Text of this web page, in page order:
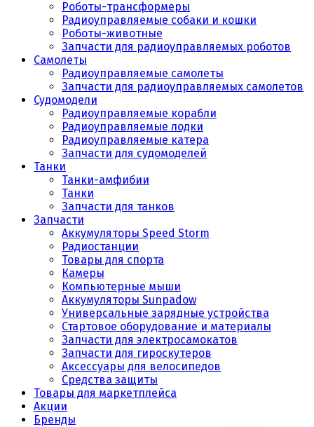
Роботы-трансформеры
Радиоуправляемые собаки и кошки
Роботы-животные
Запчасти для радиоуправляемых роботов
Самолеты
Радиоуправляемые самолеты
Запчасти для радиоуправляемых самолетов
Судомодели
Радиоуправляемые корабли
Радиоуправляемые лодки
Радиоуправляемые катера
Запчасти для судомоделей
Танки
Танки-амфибии
Танки
Запчасти для танков
Запчасти
Аккумуляторы Speed Storm
Радиостанции
Товары для спорта
Камеры
Компьютерные мыши
Аккумуляторы Sunpadow
Универсальные зарядные устройства
Стартовое оборудование и материалы
Запчасти для электросамокатов
Запчасти для гироскутеров
Аксессуары для велосипедов
Средства защиты
Товары для маркетплейса
Акции
Бренды